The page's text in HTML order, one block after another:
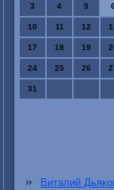
3 4 5 6
10 11 12
17 18 19
24 25 26
31
Виталий